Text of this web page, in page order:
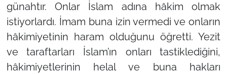
günahtır. Onlar İslam adına hâkim olmak
istiyorlardı. İmam buna izin vermedi ve onların
hâkimiyetinin haram olduğunu öğretti. Yezit
ve taraftarları İslam’ın onları tastiklediğini,
hâkimiyetlerinin helal ve buna hakları